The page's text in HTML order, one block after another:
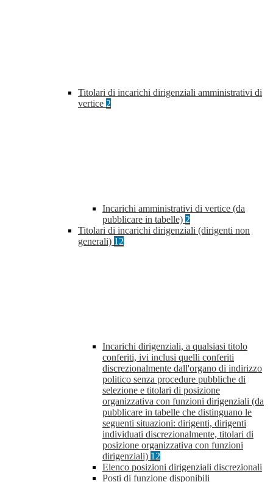
Titolari di incarichi dirigenziali amministrativi di
vertice 2
Incarichi amministrativi di vertice (da
pubblicare in tabelle) 2
Titolari di incarichi dirigenziali (dirigenti non
generali) 12
Incarichi dirigenziali, a qualsiasi titolo
conferiti, ivi inclusi quelli conferiti
discrezionalmente dall'organo di indirizzo
politico senza procedure pubbliche di
selezione e titolari di posizione
organizzativa con funzioni dirigenziali (da
pubblicare in tabelle che distinguano le
seguenti situazioni: dirigenti, dirigenti
individuati discrezionalmente, titolari di
posizione organizzativa con funzioni
dirigenziali) 12
Elenco posizioni dirigenziali discrezionali
Posti di funzione disponibili